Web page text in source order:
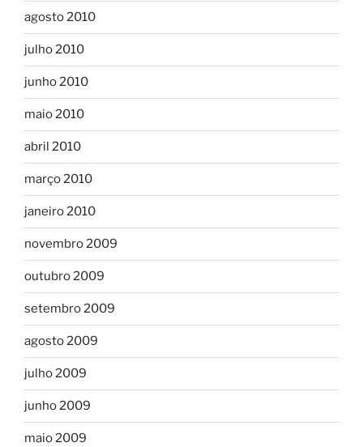
agosto 2010
julho 2010
junho 2010
maio 2010
abril 2010
março 2010
janeiro 2010
novembro 2009
outubro 2009
setembro 2009
agosto 2009
julho 2009
junho 2009
maio 2009